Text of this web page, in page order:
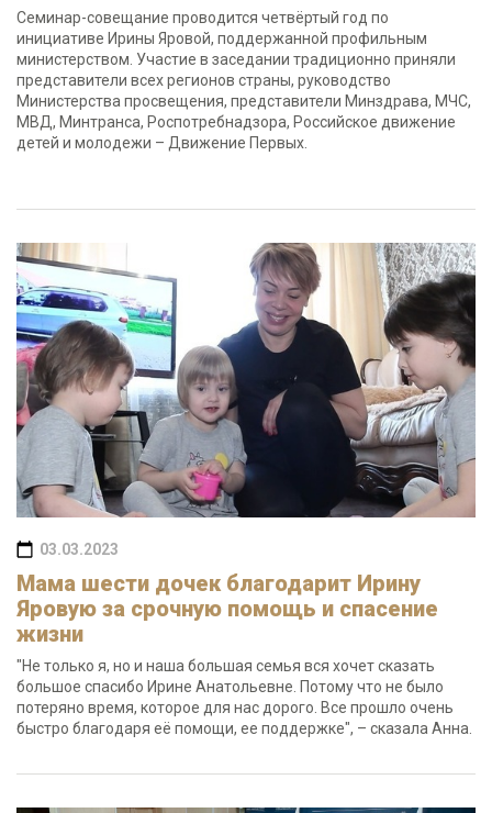
Семинар-совещание проводится четвёртый год по
инициативе Ирины Яровой, поддержанной профильным
министерством. Участие в заседании традиционно приняли
представители всех регионов страны, руководство
Министерства просвещения, представители Минздрава, МЧС,
МВД, Минтранса, Роспотребнадзора, Российское движение
детей и молодежи – Движение Первых.
03.03.2023
Мама шести дочек благодарит Ирину
Яровую за срочную помощь и спасение
жизни
"Не только я, но и наша большая семья вся хочет сказать
большое спасибо Ирине Анатольевне. Потому что не было
потеряно время, которое для нас дорого. Все прошло очень
быстро благодаря её помощи, ее поддержке", – сказала Анна.